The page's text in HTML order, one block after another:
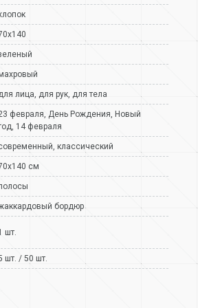
лица для рук для тела
февраля День Рождения Новый
14 февраля
классический
см
бордюр
шт.
шт. / 50 шт.